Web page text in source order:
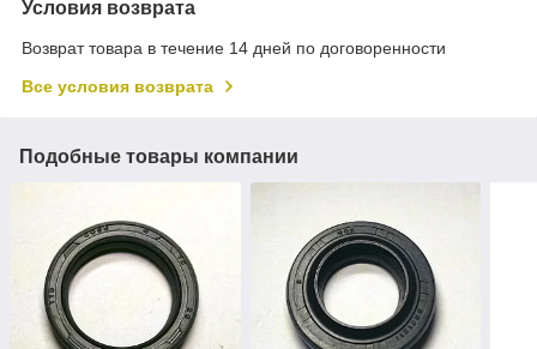
Условия возврата
Возврат товара в течение 14 дней по договоренности
Все условия возврата
Подобные товары компании